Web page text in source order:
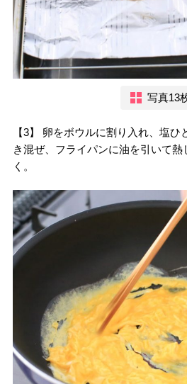
写真13
【3】 卵をボウルに割り入れ、塩
き混ぜ、フライパンに油を引いて
く。